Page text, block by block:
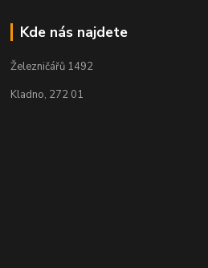
Kde nás najdete
Železničářů 1492
Kladno, 272 01